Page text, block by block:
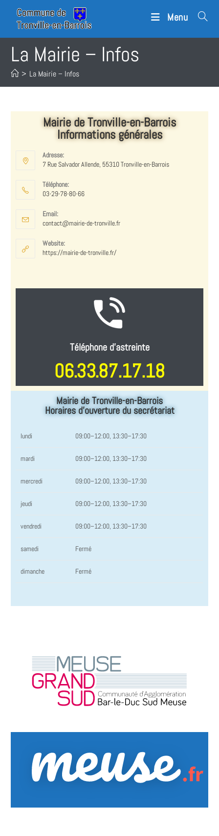
Menu
La Mairie – Infos
> La Mairie – Infos
Mairie de Tronville-en-Barrois
Informations générales
Adresse:
7 Rue Salvador Allende, 55310 Tronville-en-Barrois
Téléphone:
03-29-78-80-66
Email:
contact@mairie-de-tronville.fr
Website:
https://mairie-de-tronville.fr/
Téléphone d'astreinte
06.33.87.17.18
Mairie de Tronville-en-Barrois
Horaires d'ouverture du secrétariat
lundi 09:00–12:00, 13:30–17:30
mardi 09:00–12:00, 13:30–17:30
mercredi 09:00–12:00, 13:30–17:30
jeudi 09:00–12:00, 13:30–17:30
vendredi 09:00–12:00, 13:30–17:30
samedi Fermé
dimanche Fermé